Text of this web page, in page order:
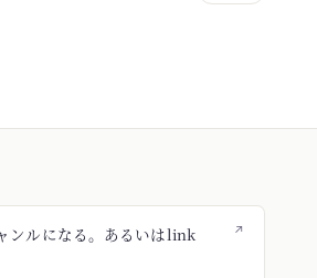
↗
ンルになる。あるいはlink